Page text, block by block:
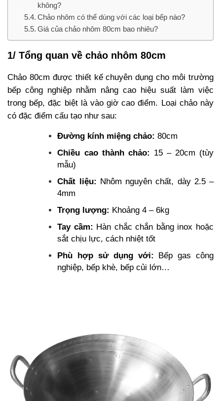
không?
Chảo nhôm có thể dùng với các loại bếp nào?
Giá của chảo nhôm 80cm bao nhiêu?
1/ Tổng quan về chảo nhôm 80cm
Chảo 80cm được thiết kế chuyên dụng cho môi trường
bếp công nghiệp nhằm nâng cao hiệu suất làm việc
trong bếp, đặc biệt là vào giờ cao điểm. Loại chảo này
có đặc điểm cấu tạo như sau:
Đường kính miệng chảo: 80cm
Chiều cao thành chảo: 15 – 20cm (tùy
mẫu)
Chất liệu: Nhôm nguyên chất, dày 2.5 –
4mm
Trọng lượng: Khoảng 4 – 6kg
Tay cầm: Hàn chắc chắn bằng inox hoặc
sắt chịu lực, cách nhiệt tốt
Phù hợp sử dụng với: Bếp gas công
nghiệp, bếp khè, bếp củi lớn…